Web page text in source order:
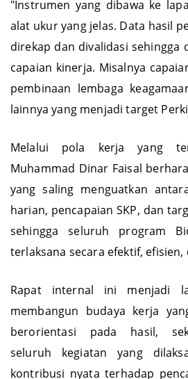
"Instrumen yang dibawa ke
alat ukur yang jelas. Data hasil
direkap dan divalidasi sehingga
capaian kinerja. Misalnya
pembinaan lembaga
lainnya yang menjadi target
Melalui pola kerja yang
Muhammad Dinar Faisal
yang saling menguatkan
harian, pencapaian SKP, dan
sehingga seluruh program
terlaksana secara efektif,
Rapat internal ini menjadi
membangun budaya kerja
berorientasi pada hasil,
seluruh kegiatan yang